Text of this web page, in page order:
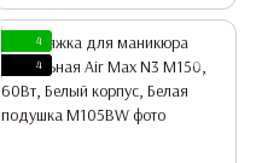
4
4